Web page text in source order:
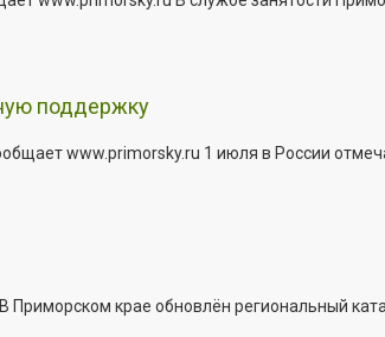
поддержку
www.primorsky.ru 1 июля в России
крае обновлён региональный